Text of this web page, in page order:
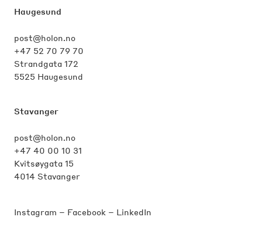
Haugesund
post@holon.no
+47 52 70 79 70
Strandgata 172
5525 Haugesund
Stavanger
post@holon.no
+47 40 00 10 31
Kvitsøygata 15
4014 Stavanger
Instagram – Facebook – LinkedIn